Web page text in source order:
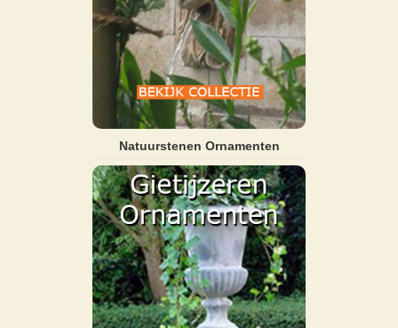
Natuurstenen Ornamenten